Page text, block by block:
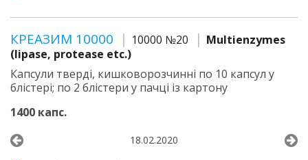
КРЕАЗИМ 10000 10000 №20
Multienzymes
(lipase, protease etc.)
Капсули тверді, кишковорозчинні по 10 капсул у
блістері; по 2 блістери у пачці із картону
1400 капс.
18.02.2020